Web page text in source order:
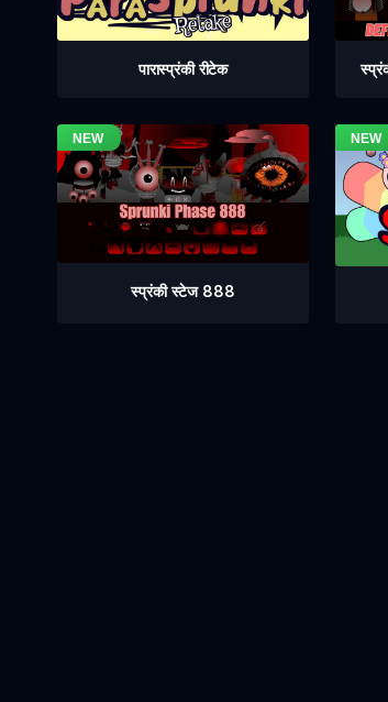
पारास्प्रंकी रीटेक
स्प्रंकी स्टेज 888